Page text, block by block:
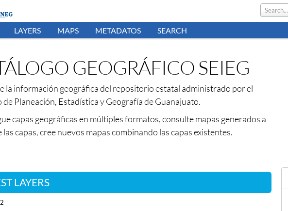
Search...
LAYERS MAPS METADATOS SEARCH
GEOGRÁFICO SEIEG
la información geográfica del repositorio estatal administrado por el
Planeación, Estadística y Geografía de Guanajuato.
capas geográficas en múltiples formatos, consulte mapas generados a
capas, cree nuevos mapas combinando las capas existentes.
LAYERS